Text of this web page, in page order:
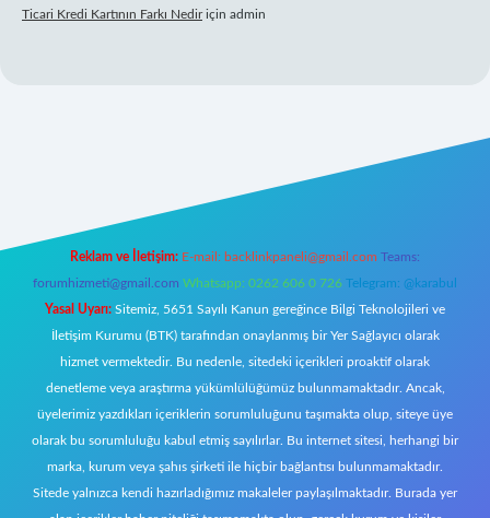
Ticari Kredi Kartının Farkı Nediriçin admin
Reklam ve İletişim: E-mail: backlinkpaneli@gmail.com Teams:
forumhizmeti@gmail.com Whatsapp: 0262 606 0 726 Telegram: @karabul
Yasal Uyarı: Sitemiz, 5651 Sayılı Kanun gereğince Bilgi Teknolojileri ve
İletişim Kurumu (BTK) tarafından onaylanmış bir Yer Sağlayıcı olarak
hizmet vermektedir. Bu nedenle, sitedeki içerikleri proaktif olarak
denetleme veya araştırma yükümlülüğümüz bulunmamaktadır. Ancak,
üyelerimiz yazdıkları içeriklerin sorumluluğunu taşımakta olup, siteye üye
olarak bu sorumluluğu kabul etmiş sayılırlar. Bu internet sitesi, herhangi bir
marka, kurum veya şahıs şirketi ile hiçbir bağlantısı bulunmamaktadır.
Sitede yalnızca kendi hazırladığımız makaleler paylaşılmaktadır. Burada yer